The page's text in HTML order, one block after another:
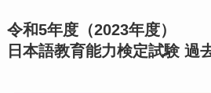
令和5年度（2023年度）
日本語教育能力検定試験 過